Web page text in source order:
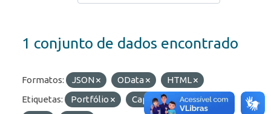
1 conjunto de dados encontrado
Formatos: JSON OData
HTML
Etiquetas:
Portfólio
Capitais Estrangeiros